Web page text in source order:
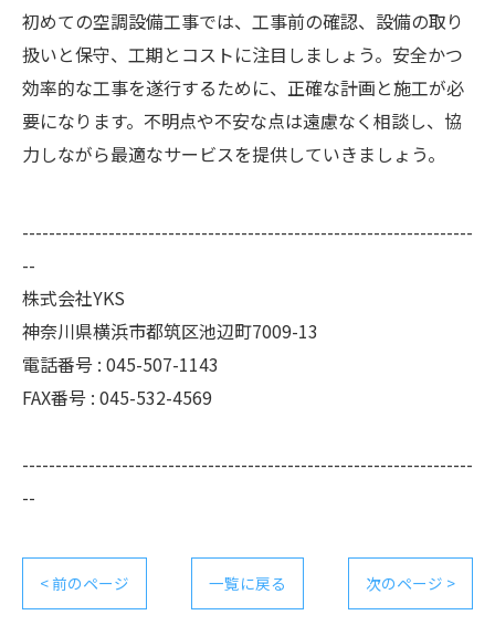
初めての空調設備工事では、工事前の確認、設備の取り
扱いと保守、工期とコストに注目しましょう。安全かつ
効率的な工事を遂行するために、正確な計画と施工が必
要になります。不明点や不安な点は遠慮なく相談し、協
力しながら最適なサービスを提供していきましょう。
--------------------------------------------------------------------
--
株式会社YKS
神奈川県横浜市都筑区池辺町7009-13
電話番号 : 045-507-1143
FAX番号 : 045-532-4569
--------------------------------------------------------------------
--
< 前のページ 一覧に戻る 次のページ >